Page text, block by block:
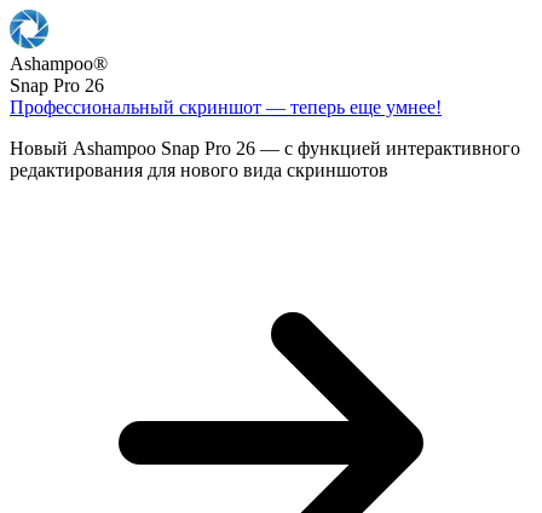
Ashampoo®
Snap Pro 26
Профессиональный скриншот — теперь еще умнее!
Новый Ashampoo Snap Pro 26 — с функцией интерактивного
редактирования для нового вида скриншотов